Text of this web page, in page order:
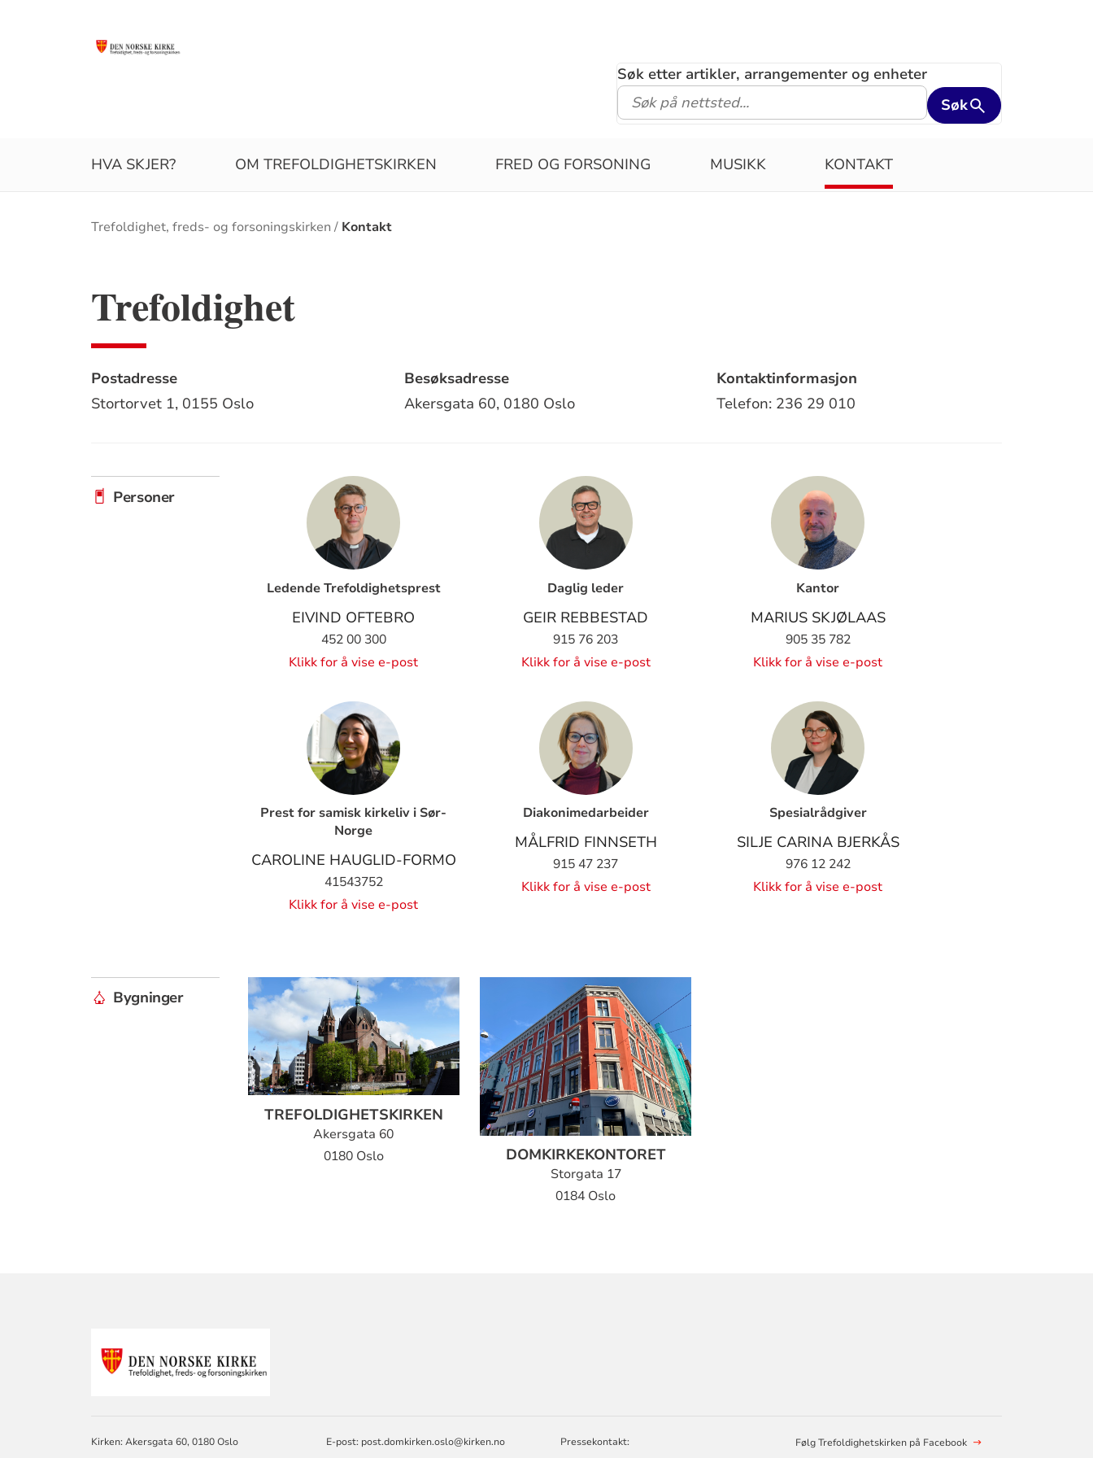
Søk etter artikler, arrangementer og enheter
Søk
HVA SKJER? OM TREFOLDIGHETSKIRKEN FRED OG FORSONING MUSIKK KONTAKT
Brødsmulesti
Trefoldighet, freds- og forsoningskirken Kontakt
Trefoldighet
Postadresse
Stortorvet 1, 0155 Oslo
Besøksadresse
Akersgata 60, 0180 Oslo
Kontaktinformasjon
Telefon: 236 29 010
Personer
Ledende Trefoldighetsprest
EIVIND OFTEBRO
452 00 300
Klikk for å vise e-post
Daglig leder
GEIR REBBESTAD
915 76 203
Klikk for å vise e-post
Kantor
MARIUS SKJØLAAS
905 35 782
Klikk for å vise e-post
Prest for samisk kirkeliv i Sør-
Norge
CAROLINE HAUGLID-FORMO
41543752
Klikk for å vise e-post
Diakonimedarbeider
MÅLFRID FINNSETH
915 47 237
Klikk for å vise e-post
Spesialrådgiver
SILJE CARINA BJERKÅS
976 12 242
Klikk for å vise e-post
Bygninger
TREFOLDIGHETSKIRKEN
Akersgata 60
0180 Oslo
DOMKIRKEKONTORET
Storgata 17
0184 Oslo
Kirken: Akersgata 60, 0180 Oslo
E-post: post.domkirken.oslo@kirken.no
Pressekontakt:
Følg Trefoldighetskirken på Facebook